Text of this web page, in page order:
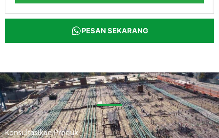
PESAN SEKARANG
Konsultasikan Produk